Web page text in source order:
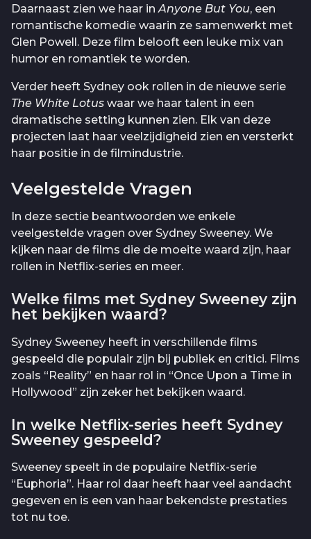
Daarnaast zien we haar inAnyone But You, een
romantische komedie waarin ze samenwerkt met
Glen Powell. Deze film belooft een leuke mix van
humor en romantiek te worden.
Verder heeft Sydney ook rollen in de nieuwe serie
The White Lotus waar we haar talent in een
dramatische setting kunnen zien. Elk van deze
projecten laat haar veelzijdigheid zien en versterkt
haar positie in de filmindustrie.
Veelgestelde Vragen
In deze sectie beantwoorden we enkele
veelgestelde vragen over Sydney Sweeney. We
kijken naar de films die de moeite waard zijn, haar
rollen in Netflix-series en meer.
Welke films met Sydney Sweeney zijn
het bekijken waard?
Sydney Sweeney heeft in verschillende films
gespeeld die populair zijn bij publiek en critici. Films
zoals “Reality” en haar rol in “Once Upon a Time in
Hollywood” zijn zeker het bekijken waard.
In welke Netflix-series heeft Sydney
Sweeney gespeeld?
Sweeney speelt in de populaire Netflix-serie
“Euphoria”. Haar rol daar heeft haar veel aandacht
gegeven en is een van haar bekendste prestaties
tot nu toe.